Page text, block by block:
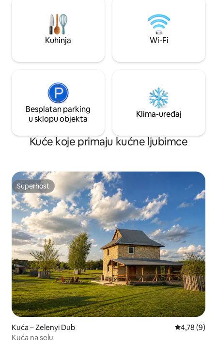
Brzi internet. Kuhinja ima sve što vam je
potrebno za pripremu hrane. Uvijek ima
tople vode, perilice rublja i sušila za kosu.
Automobil možete ostaviti u dvorištu.
Kuhinja Wi-Fi
Besplatan parking
u sklopu objekta
Klima-uređaj
Kuće koje primaju kućne ljubimce
Superhost
Superhost
Kuća – Zelenyi Dub Prosječna
4,78 (9)
Kuća na selu